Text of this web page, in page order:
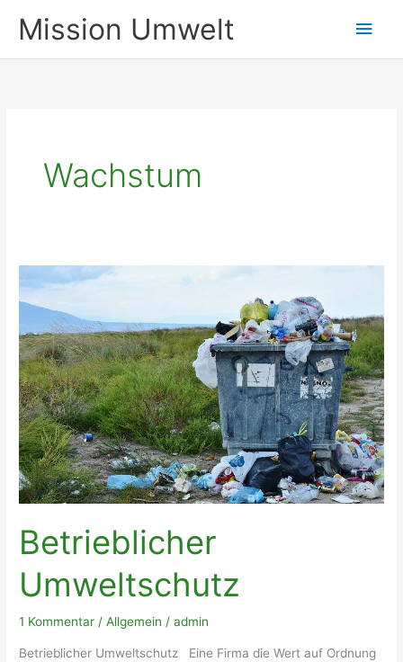
InhaltMission Umwelt
Wachstum
Betrieblicher
Umweltschutz
1 Kommentar /Allgemein /admin
Betrieblicher Umweltschutz Eine Firma die Wert auf Ordnung